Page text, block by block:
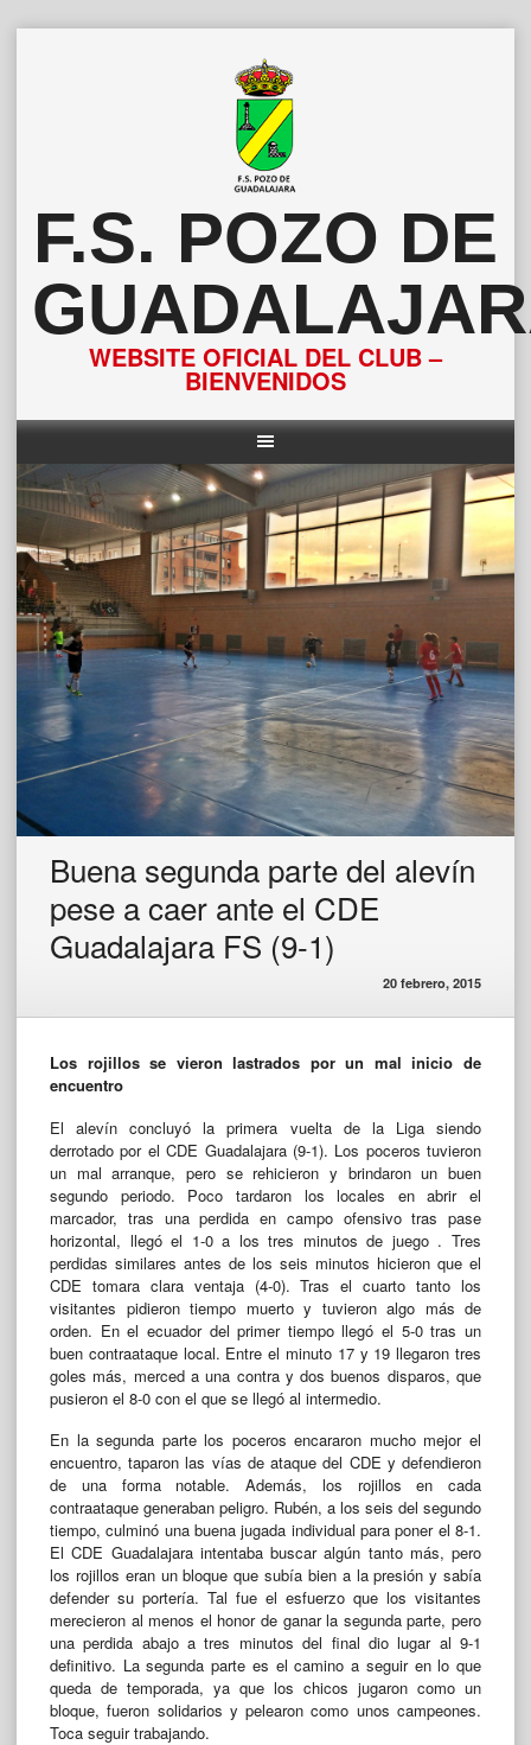
F.S. POZO DE
WEBSITE OFICIAL DEL CLUB –
BIENVENIDOS
Buena segunda parte del alevín
pese a caer ante el CDE
Guadalajara FS (9-1)
20 febrero, 2015
Los rojillos se vieron lastrados por un mal inicio de
encuentro
El alevín concluyó la primera vuelta de la Liga siendo
derrotado por el CDE Guadalajara (9-1). Los poceros tuvieron
un mal arranque, pero se rehicieron y brindaron un buen
segundo periodo. Poco tardaron los locales en abrir el
marcador, tras una perdida en campo ofensivo tras pase
horizontal, llegó el 1-0 a los tres minutos de juego . Tres
perdidas similares antes de los seis minutos hicieron que el
CDE tomara clara ventaja (4-0). Tras el cuarto tanto los
visitantes pidieron tiempo muerto y tuvieron algo más de
orden. En el ecuador del primer tiempo llegó el 5-0 tras un
buen contraataque local. Entre el minuto 17 y 19 llegaron tres
goles más, merced a una contra y dos buenos disparos, que
pusieron el 8-0 con el que se llegó al intermedio.
En la segunda parte los poceros encararon mucho mejor el
encuentro, taparon las vías de ataque del CDE y defendieron
de una forma notable. Además, los rojillos en cada
contraataque generaban peligro. Rubén, a los seis del segundo
tiempo, culminó una buena jugada individual para poner el 8-1.
El CDE Guadalajara intentaba buscar algún tanto más, pero
los rojillos eran un bloque que subía bien a la presión y sabía
defender su portería. Tal fue el esfuerzo que los visitantes
merecieron al menos el honor de ganar la segunda parte, pero
una perdida abajo a tres minutos del final dio lugar al 9-1
definitivo. La segunda parte es el camino a seguir en lo que
queda de temporada, ya que los chicos jugaron como un
bloque, fueron solidarios y pelearon como unos campeones.
Toca seguir trabajando.